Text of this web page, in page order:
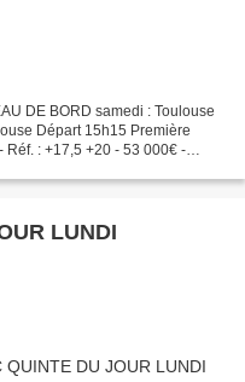
DE BORD samedi : Toulouse
Départ 15h15 Première
: +17,5 +20 - 53 000€ -
LUNDI